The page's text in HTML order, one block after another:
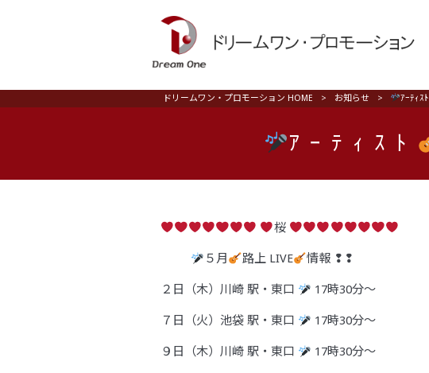
ドリームワン・プロモーション HOME > お知らせ > ｱｰﾃｨｽﾄ
ｱｰﾃｨｽﾄ
桜
５月 路上 LIVE 情報 ❢❢
２日（木）川崎 駅・東口 17時30分〜
７日（火）池袋 駅・東口 17時30分〜
９日（木）川崎 駅・東口 17時30分〜